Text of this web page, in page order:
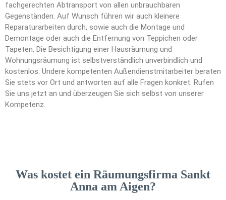
fachgerechten Abtransport von allen unbrauchbaren
Gegenständen. Auf Wunsch führen wir auch kleinere
Reparaturarbeiten durch, sowie auch die Montage und
Demontage oder auch die Entfernung von Teppichen oder
Tapeten. Die Besichtigung einer Hausräumung und
Wohnungsräumung ist selbstverständlich unverbindlich und
kostenlos. Undere kompetenten Außendienstmitarbeiter beraten
Sie stets vor Ort und antworten auf alle Fragen konkret. Rufen
Sie uns jetzt an und überzeugen Sie sich selbst von unserer
Kompetenz.
Was kostet ein Räumungsfirma Sankt
Anna am Aigen?